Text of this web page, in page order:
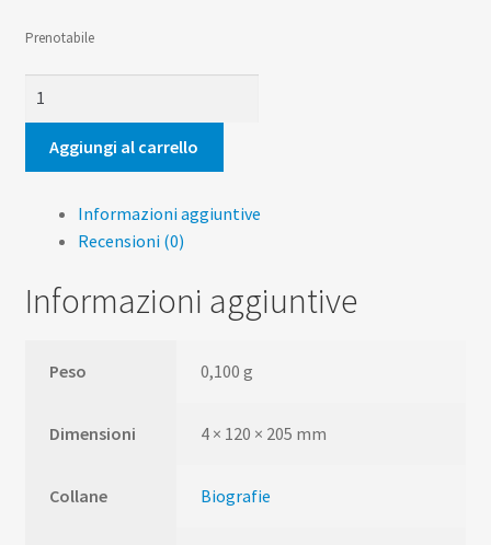
Prenotabile
Marchisio
quantità
Aggiungi al carrello
Informazioni aggiuntive
Recensioni (0)
Informazioni aggiuntive
Peso 0,100 g
Dimensioni 4 × 120 × 205 mm
Collane Biografie